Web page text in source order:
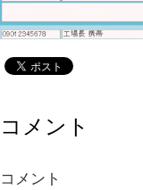
コメント
コメント